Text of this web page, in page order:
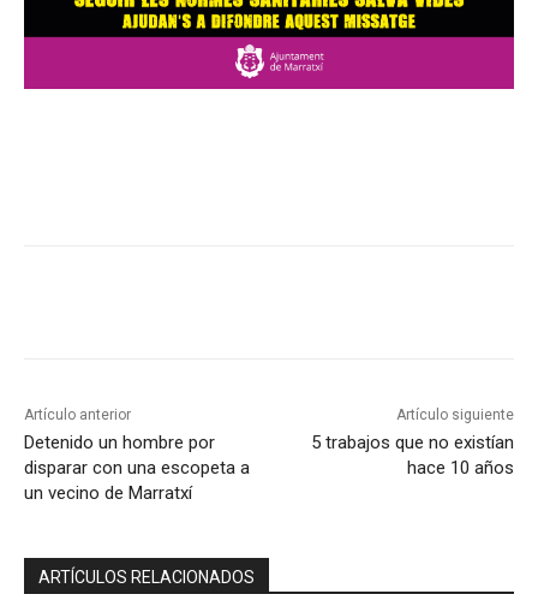
Artículo anterior
Detenido un hombre por
disparar con una escopeta a
un vecino de Marratxí
Artículo siguiente
5 trabajos que no existían
hace 10 años
ARTÍCULOS RELACIONADOS